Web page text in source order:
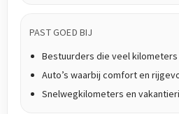
PAST GOED BIJ
Bestuurders die veel kilometers
Auto’s waarbij comfort en
Snelwegkilometers en